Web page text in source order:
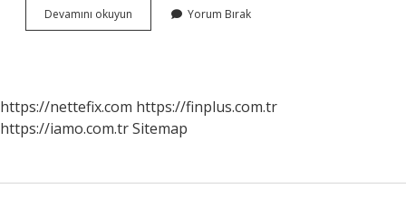
Devamını okuyun
Dengesizliği
Yorum Bırak
https://nettefix.com https://finplus.com.tr
https://iamo.com.trSitemap